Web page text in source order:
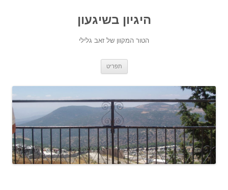
היגיון בשיגעון
הטור המקוון של זאב גלילי
תפריט